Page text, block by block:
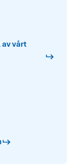
av vårt